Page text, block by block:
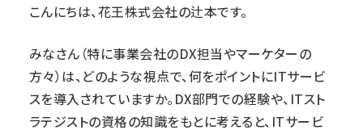
こんにちは、花王株式会社の辻本です。
みなさん（特に事業会社のDX担当やマーケターの
方々）は、どのような視点で、何をポイントにITサービ
スを導入されていますか。DX部門での経験や、ITスト
ラテジストの資格の知識をもとに考えると、ITサービ